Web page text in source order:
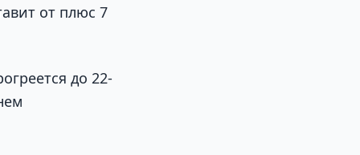
от плюс 7
до 22-